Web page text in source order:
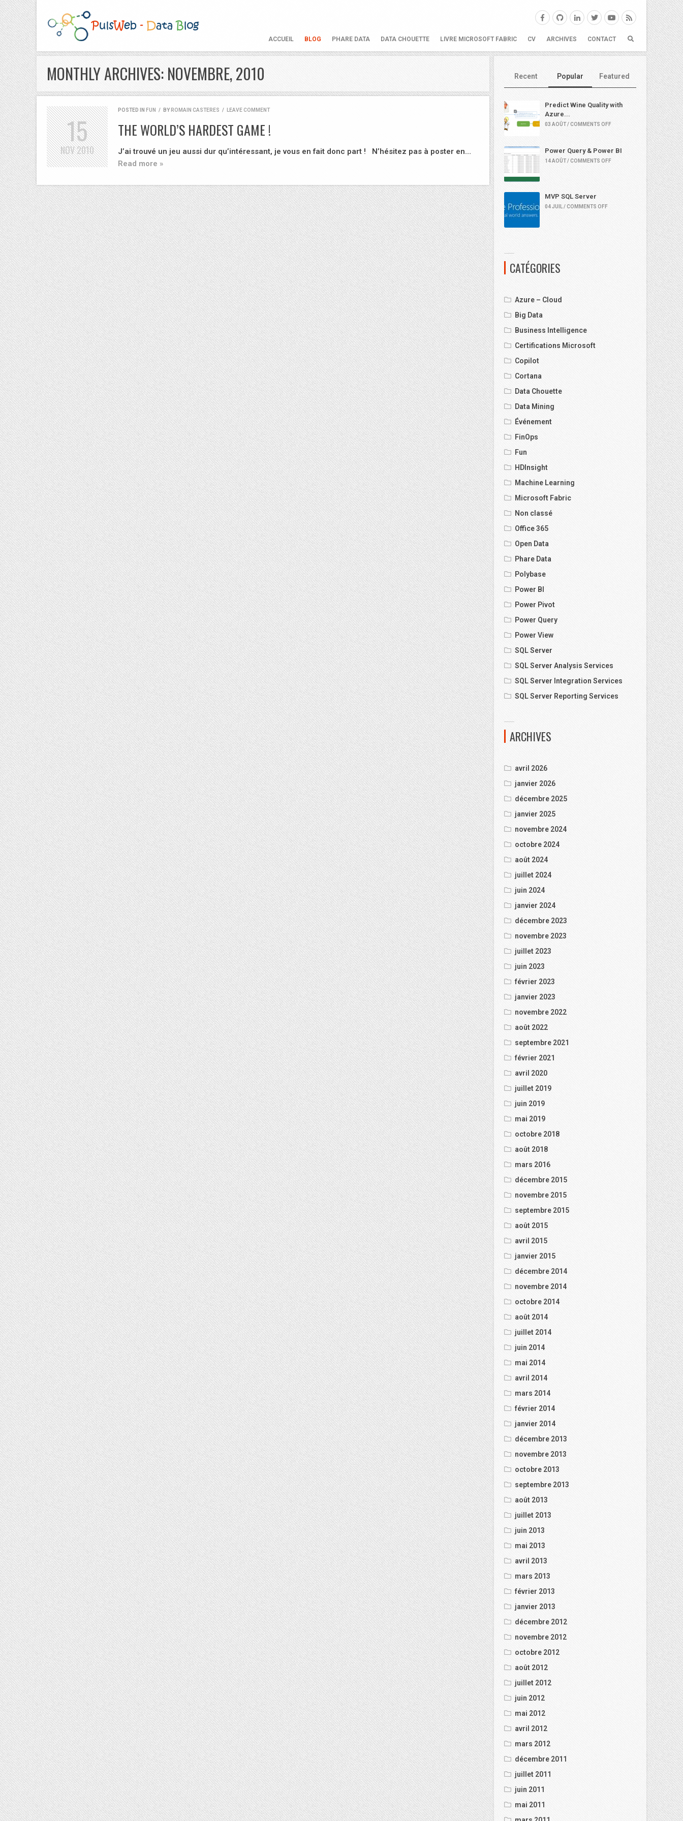
ACCUEIL BLOG PHARE DATA DATA CHOUETTE LIVRE MICROSOFT FABRIC CV ARCHIVES CONTACT
MONTHLY ARCHIVES: NOVEMBRE, 2010
POSTED IN FUN / BY ROMAIN CASTERES / LEAVE COMMENT
THE WORLD’S HARDEST GAME !
J’ai trouvé un jeu aussi dur qu’intéressant, je vous en fait donc part ! N’hésitez pas à poster en…
Read more »
15
NOV2010
Recent Popular Featured
Predict Wine Quality with
Azure...
03 AOÛT / COMMENTS OFF
Power Query & Power BI
14 AOÛT / COMMENTS OFF
MVP SQL Server
04 JUIL / COMMENTS OFF
CATÉGORIES
Azure – Cloud
Big Data
Business Intelligence
Certifications Microsoft
Copilot
Cortana
Data Chouette
Data Mining
Événement
FinOps
Fun
HDInsight
Machine Learning
Microsoft Fabric
Non classé
Office 365
Open Data
Phare Data
Polybase
Power BI
Power Pivot
Power Query
Power View
SQL Server
SQL Server Analysis Services
SQL Server Integration Services
SQL Server Reporting Services
ARCHIVES
avril 2026
janvier 2026
décembre 2025
janvier 2025
novembre 2024
octobre 2024
août 2024
juillet 2024
juin 2024
janvier 2024
décembre 2023
novembre 2023
juillet 2023
juin 2023
février 2023
janvier 2023
novembre 2022
août 2022
septembre 2021
février 2021
avril 2020
juillet 2019
juin 2019
mai 2019
octobre 2018
août 2018
mars 2016
décembre 2015
novembre 2015
septembre 2015
août 2015
avril 2015
janvier 2015
décembre 2014
novembre 2014
octobre 2014
août 2014
juillet 2014
juin 2014
mai 2014
avril 2014
mars 2014
février 2014
janvier 2014
décembre 2013
novembre 2013
octobre 2013
septembre 2013
août 2013
juillet 2013
juin 2013
mai 2013
avril 2013
mars 2013
février 2013
janvier 2013
décembre 2012
novembre 2012
octobre 2012
août 2012
juillet 2012
juin 2012
mai 2012
avril 2012
mars 2012
décembre 2011
juillet 2011
juin 2011
mai 2011